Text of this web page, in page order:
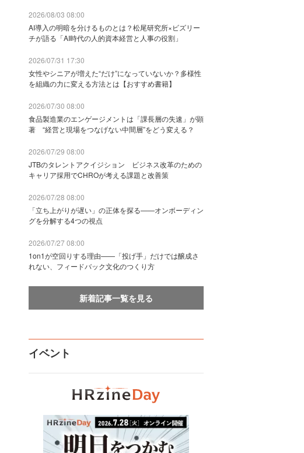
2026/08/03 08:00
AI導入の明暗を分けるものとは？松尾研究所×ビズリー
チが語る「AI時代の人的資本経営と人事の役割」
2026/07/31 17:30
女性やシニアが増えた“だけ”になっていないか？多様性
を組織の力に変える方法とは【おすすめ書籍】
2026/07/30 08:00
食品製造業のエンゲージメントは「課長層の失速」が顕
著 “経営と現場をつなげない中間層”をどう変える？
2026/07/29 08:00
JTBのタレントアクイジション ビジネス改革のための
キャリア採用でCHROが考える課題と改善策
2026/07/28 08:00
「立ち上がりが遅い」の正体を探る——オンボーディン
グを分解する4つの視点
2026/07/27 08:00
1on1が空回りする理由——「投げ手」だけでは醸成さ
れない、フィードバック文化のつくり方
新着記事一覧を見る
イベント